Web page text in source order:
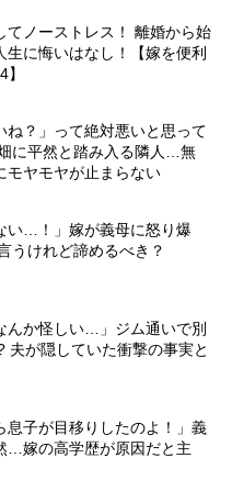
てノーストレス！ 離婚から始
生に悔いはなし！【嫁を便利
ね？」って絶対悪いと思って
に平然と踏み入る隣人…無
モヤモヤが止まらない
い…！」嫁が義母に怒り爆
うけれど諦めるべき？
んか怪しい…」ジム通いで別
夫が隠していた衝撃の事実と
息子が目移りしたのよ！」義
…嫁の高学歴が原因だと主